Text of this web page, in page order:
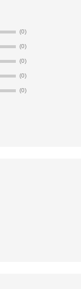
(0)
(0)
(0)
(0)
(0)